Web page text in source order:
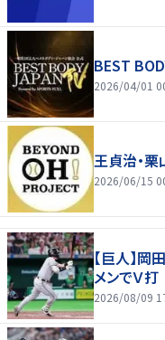
BEST
2026/04/01
王貞治・
2026/06/15
【巨人】
メンでＶ
2026/08/09